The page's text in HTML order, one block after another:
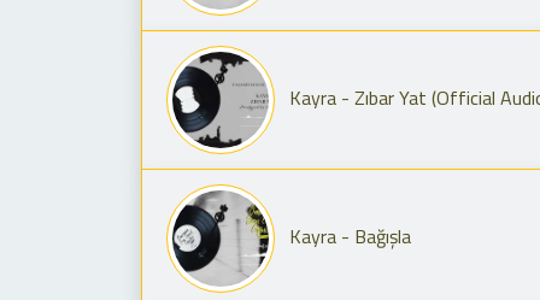
Kayra - Zıbar Yat (Official
Kayra - Bağışla